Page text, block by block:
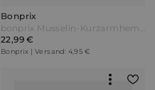
Bonprix
bonprix Musselin-Kurzarmhemd Blau
22,99 €
Bonprix | Versand: 4,95 €